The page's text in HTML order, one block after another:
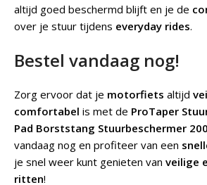
altijd goed beschermd blijft en je de
over je stuur tijdens everyday rides.
Bestel vandaag nog!
Zorg ervoor dat je motorfiets altijd
comfortabel is met de ProTaper
Pad Borststang Stuurbeschermer
vandaag nog en profiteer van een
je snel weer kunt genieten van veilige
ritten!